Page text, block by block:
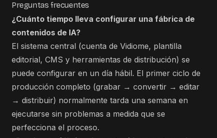
Preguntas frecuentes
¿Cuánto tiempo lleva configurar una fábrica de
contenidos de IA?
El sistema central (cuenta de Vidiome, plantilla
editorial, CMS y herramientas de distribución) se
puede configurar en un día hábil. El primer ciclo de
producción completo (grabar → convertir → editar
→ distribuir) normalmente tarda una semana en
ejecutarse sin problemas a medida que se
perfecciona el proceso.